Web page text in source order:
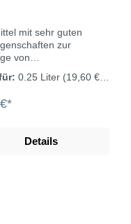
mit sehr guten
zur
von
aus
entspricht den
im Hinblick auf den
0.25 Liter (19,60 €* /
Details